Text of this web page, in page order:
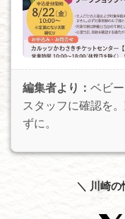
編集者より： ベビ
スタッフに確認を
ずに。
＼ 川崎